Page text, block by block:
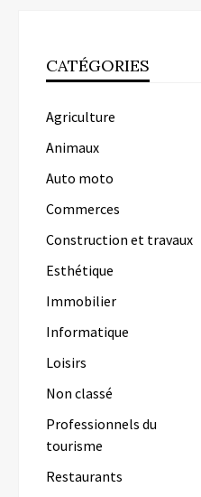
CATÉGORIES
Agriculture
Animaux
Auto moto
Commerces
Construction et travaux
Esthétique
Immobilier
Informatique
Loisirs
Non classé
Professionnels du
tourisme
Restaurants